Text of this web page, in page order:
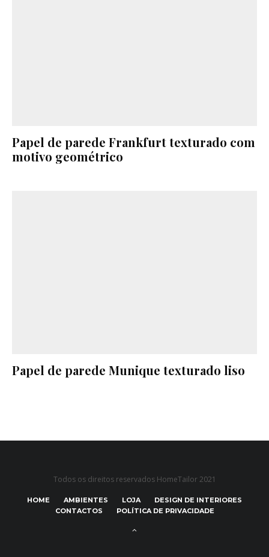
Papel de parede Frankfurt texturado com
motivo geométrico
Papel de parede Munique texturado liso
Todos os direitos reservados HomeTailor 2021
HOME AMBIENTES LOJA
DESIGN DE INTERIORES
CONTACTOS
POLÍTICA DE PRIVACIDADE